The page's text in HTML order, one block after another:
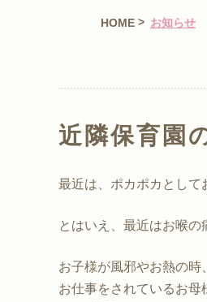
HOME > お知らせ
近隣保育園
最近は、ポカポカとして
とはいえ、最近はお喉の
お子様が風邪やお熱の時
お仕事をされているお